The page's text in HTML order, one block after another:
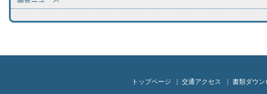
トップページ 交通アクセス 書類ダウン